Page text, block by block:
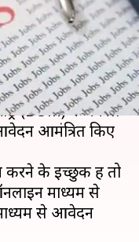
रहे हैं तो आपके लिए
(BOM) ने जनरल
आमंत्रित किए
के इच्छुक हैं तो
माध्यम से
से आवेदन